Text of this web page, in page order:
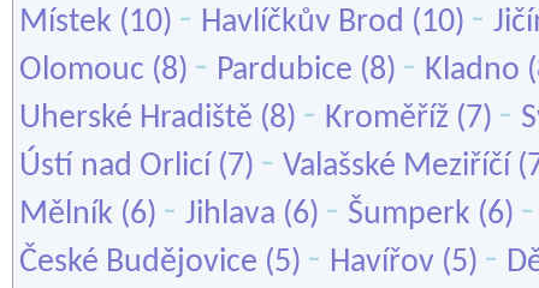
Místek (10) - Havlíčkův Brod (10) -
Olomouc (8) - Pardubice (8) - Kladno
Uherské Hradiště (8) - Kroměříž (7) -
Ústí nad Orlicí (7) - Valašské Meziříčí
Mělník (6) - Jihlava (6) - Šumperk (6)
České Budějovice (5) - Havířov (5) -